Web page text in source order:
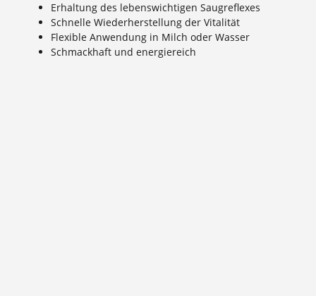
Erhaltung des lebenswichtigen Saugreflexes
Schnelle Wiederherstellung der Vitalität
Flexible Anwendung in Milch oder Wasser
Schmackhaft und energiereich